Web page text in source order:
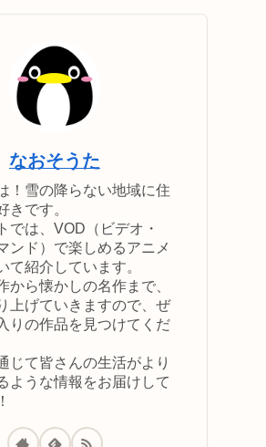
なおそうた
！雪の降らない地域に住
きです。
では、VOD（ビデオ・
ンド）で楽しめるアニメ
て紹介しています。
から懐かしの名作まで、
上げていきますので、ぜ
りの作品を見つけてくだ
じて皆さんの生活がより
ような情報をお届けして